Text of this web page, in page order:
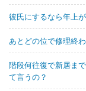
彼氏にするなら年上
あとどの位で修理終
階段何往復で新居ま
て言うの？